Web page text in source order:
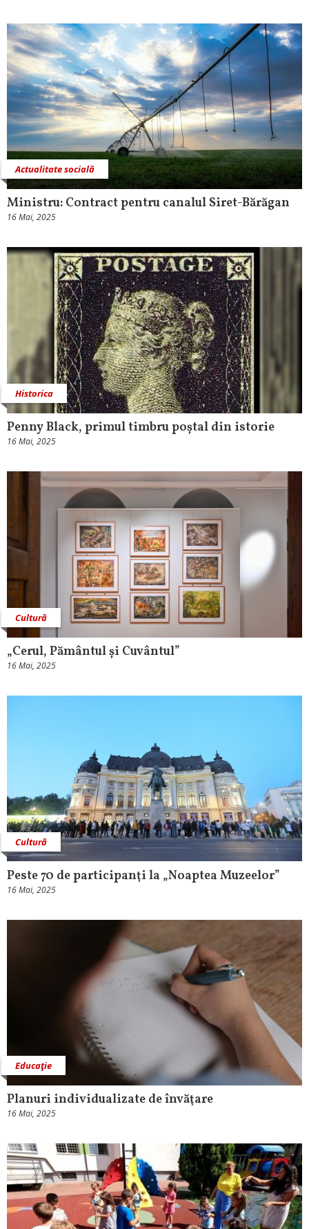
Actualitate socială
Ministru: Contract pentru canalul Siret-Bărăgan
16 Mai, 2025
Historica
Penny Black, primul timbru poștal din istorie
16 Mai, 2025
Cultură
„Cerul, Pământul și Cuvântul”
16 Mai, 2025
Cultură
Peste 70 de participanţi la „Noaptea Muzeelor”
16 Mai, 2025
Educaţie
Planuri individualizate de învăţare
16 Mai, 2025